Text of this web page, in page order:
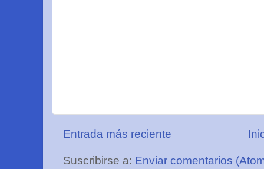
Entrada más reciente
Suscribirse a: Enviar comentarios